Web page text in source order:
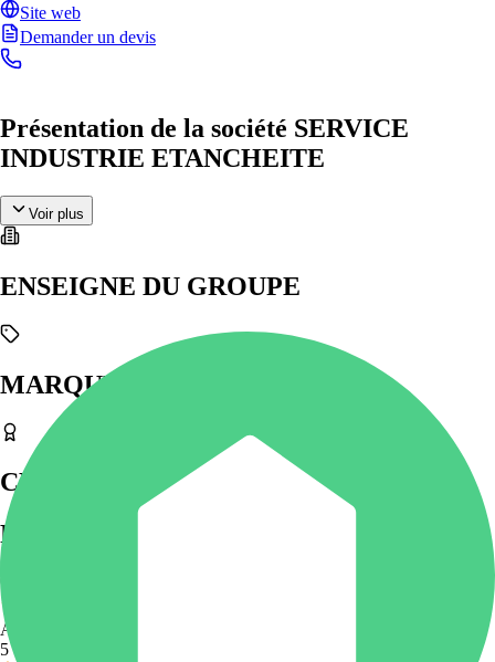
Site web
Demander un devis
Présentation de la société SERVICE
INDUSTRIE ETANCHEITE
Voir plus
ENSEIGNE DU GROUPE
MARQUES UTILISÉES
CERTIFICATIONS & LABELS
Photos
0,0
Aucun avis contrôlé
5